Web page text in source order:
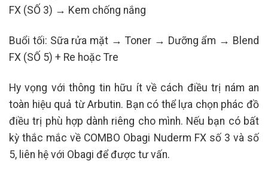
FX (SỐ 3) → Kem chống nắng
Buổi tối: Sữa rửa mặt → Toner → Dưỡng ẩm → Blend
FX (SỐ 5) + Re hoặc Tre
Hy vọng với thông tin hữu ít về cách điều trị nám an
toàn hiệu quả từ Arbutin. Bạn có thể lựa chọn phác đồ
điều trị phù hợp dành riêng cho mình. Nếu bạn có bất
kỳ thắc mắc về COMBO Obagi Nuderm FX số 3 và số
5, liên hệ với Obagi để được tư vấn.